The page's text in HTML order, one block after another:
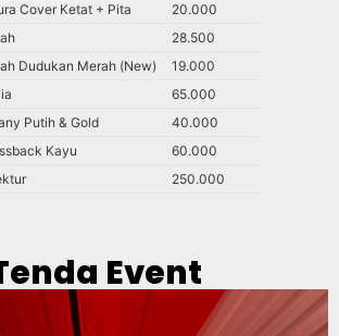
Cover Ketat + Pita
20.000
28.500
Dudukan Merah (New)
19.000
65.000
Putih & Gold
40.000
Kayu
60.000
250.000
Event